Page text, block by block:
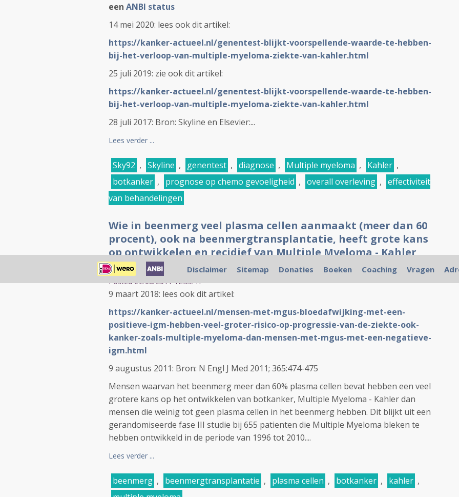
een ANBI status
14 mei 2020: lees ook dit artikel:
https://kanker-actueel.nl/genentest-blijkt-voorspellende-waarde-te-hebben-
bij-het-verloop-van-multiple-myeloma-ziekte-van-kahler.html
25 juli 2019: zie ook dit artikel:
https://kanker-actueel.nl/genentest-blijkt-voorspellende-waarde-te-hebben-
bij-het-verloop-van-multiple-myeloma-ziekte-van-kahler.html
28 juli 2017: Bron: Skyline en Elsevier:...
Lees verder ...
Sky92 , Skyline , genentest , diagnose , Multiple myeloma , Kahler ,
botkanker , prognose op chemo gevoeligheid , overall overleving , effectiviteit
van behandelingen
Wie in beenmerg veel plasma cellen aanmaakt (meer dan 60
procent), ook na beenmergtransplantatie, heeft grote kans
op ontwikkelen en recidief van Multiple Myeloma - Kahler
blijkt uit vergelijkende studie
Posted 09/08/2011 12:35:41
9 maart 2018: lees ook dit artikel:
https://kanker-actueel.nl/mensen-met-mgus-bloedafwijking-met-een-
positieve-igm-hebben-veel-groter-risico-op-progressie-van-de-ziekte-ook-
kanker-zoals-multiple-myeloma-dan-mensen-met-mgus-met-een-negatieve-
igm.html
9 augustus 2011: Bron: N Engl J Med 2011; 365:474-475
Mensen waarvan het beenmerg meer dan 60% plasma cellen bevat hebben een veel
grotere kans op het ontwikkelen van botkanker, Multiple Myeloma - Kahler dan
mensen die weinig tot geen plasma cellen in het beenmerg hebben. Dit blijkt uit een
gerandomiseerde fase III studie bij 655 patienten die Multiple Myeloma bleken te
hebben ontwikkeld in de periode van 1996 tot 2010....
Lees verder ...
beenmerg , beenmergtransplantatie , plasma cellen , botkanker , kahler ,
Disclaimer Sitemap Donaties Boeken Coaching Vragen